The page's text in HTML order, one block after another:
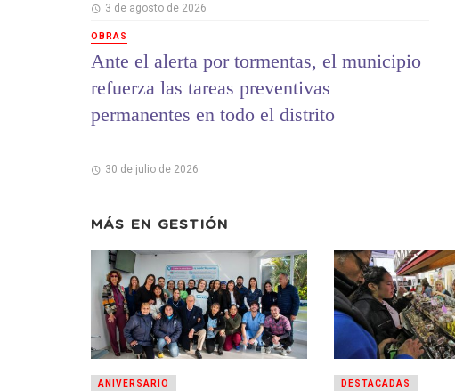
3 de agosto de 2026
OBRAS
Ante el alerta por tormentas, el municipio
refuerza las tareas preventivas
permanentes en todo el distrito
30 de julio de 2026
MÁS EN GESTIÓN
ANIVERSARIO DESTACADAS